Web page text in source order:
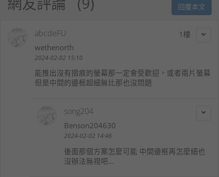
回覆本文
1
abcdeFU
wethenorth
2024-02-02 15:10
能推出沒有摺痕的螢幕那一定會受歡迎，或者兩片螢幕
但是中間的邊框超細無比那也沒問題
song204
Benson204630
2024-02-02 14:46
後面那個方案怎麼可能 中間邊框再怎麼細也
沒辦法無視吧...